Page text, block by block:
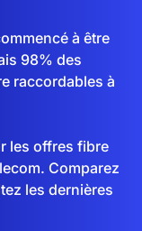
à être
98% des
raccordables à
les offres fibre
Comparez
les dernières